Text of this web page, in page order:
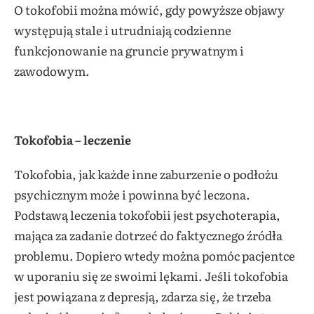
O tokofobii można mówić, gdy powyższe objawy
występują stale i utrudniają codzienne
funkcjonowanie na gruncie prywatnym i
zawodowym.
Tokofobia – leczenie
Tokofobia, jak każde inne zaburzenie o podłożu
psychicznym może i powinna być leczona.
Podstawą leczenia tokofobii jest psychoterapia,
mająca za zadanie dotrzeć do faktycznego źródła
problemu. Dopiero wtedy można pomóc pacjentce
w uporaniu się ze swoimi lękami. Jeśli tokofobia
jest powiązana z depresją, zdarza się, że trzeba